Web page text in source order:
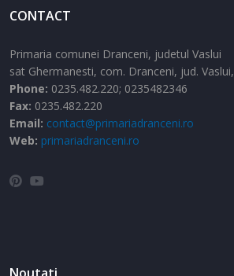
CONTACT
Primaria comunei Dranceni, judetul Vaslui
sat Ghermanesti, com. Dranceni, jud. Vaslui,
Phone: 0235.482.220; 0235482346
Fax: 0235.482.220
Email: contact@primariadranceni.ro
Web: primariadranceni.ro